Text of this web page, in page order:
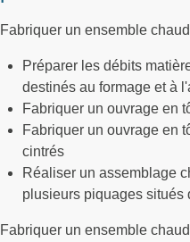
Fabriquer un ensemble
Préparer les débits
destinés au formage et à
Fabriquer un ouvrage en
Fabriquer un ouvrage en
cintrés
Réaliser un assemblage
plusieurs piquages situés
Fabriquer un ensemble